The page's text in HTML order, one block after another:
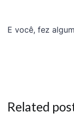
E você, fez
Related